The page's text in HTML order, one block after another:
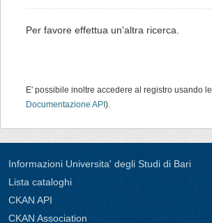
Per favore effettua un'altra ricerca.
E' possibile inoltre accedere al registro usando le
Documentazione API ).
Informazioni Universita' degli Studi di Bari
Lista cataloghi
CKAN API
CKAN Association